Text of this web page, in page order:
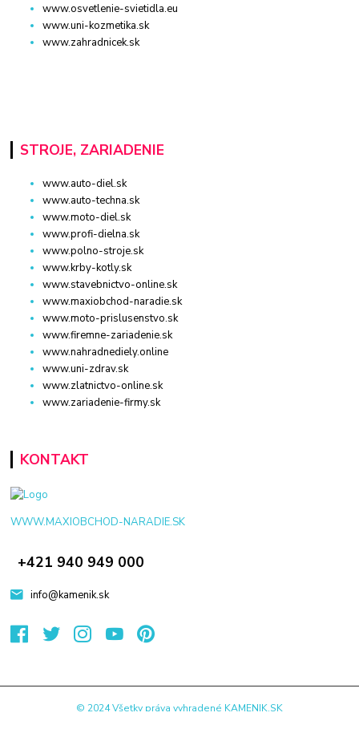
www.osvetlenie-svietidla.eu
www.uni-kozmetika.sk
www.zahradnicek.sk
STROJE, ZARIADENIE
www.auto-diel.sk
www.auto-techna.sk
www.moto-diel.sk
www.profi-dielna.sk
www.polno-stroje.sk
www.krby-kotly.sk
www.stavebnictvo-online.sk
www.maxiobchod-naradie.sk
www.moto-prislusenstvo.sk
www.firemne-zariadenie.sk
www.nahradnediely.online
www.uni-zdrav.sk
www.zlatnictvo-online.sk
www.zariadenie-firmy.sk
KONTAKT
WWW.MAXIOBCHOD-NARADIE.SK
+421 940 949 000
info@kamenik.sk
© 2024 Všetky práva vyhradené KAMENIK.SK